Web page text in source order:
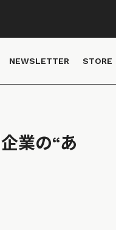
NEWSLETTER STORE
業の“あ